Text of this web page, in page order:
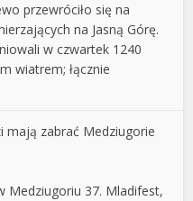
przewróciło się na
na Jasną Górę.
w czwartek 1240
wiatrem; łącznie
mają zabrać Medziugorie
Medziugoriu 37. Mladifest,